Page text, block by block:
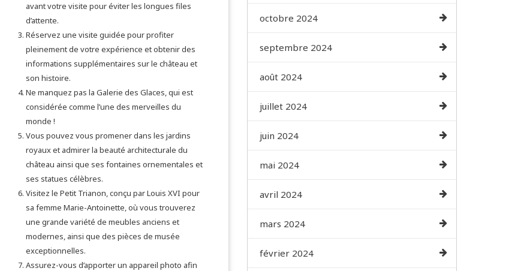
avant votre visite pour éviter les longues files
d’attente.
Réservez une visite guidée pour profiter
pleinement de votre expérience et obtenir des
informations supplémentaires sur le château et
son histoire.
Ne manquez pas la Galerie des Glaces, qui est
considérée comme l’une des merveilles du
monde !
Vous pouvez vous promener dans les jardins
royaux et admirer la beauté architecturale du
château ainsi que ses fontaines ornementales et
ses statues célèbres.
Visitez le Petit Trianon, conçu par Louis XVI pour
sa femme Marie-Antoinette, où vous trouverez
une grande variété de meubles anciens et
modernes, ainsi que des pièces de musée
exceptionnelles.
Assurez-vous d’apporter un appareil photo afin
octobre 2024
septembre 2024
août 2024
juillet 2024
juin 2024
mai 2024
avril 2024
mars 2024
février 2024